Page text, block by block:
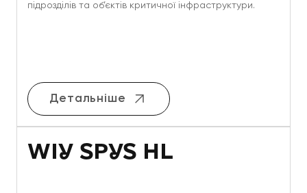
підрозділів та об’єктів критичної інфраструктури.
Детальніше
WIY SPYS HL